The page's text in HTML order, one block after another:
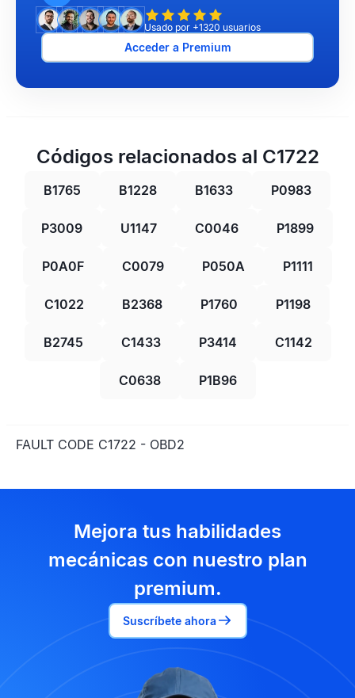
Usado por +1320 usuarios
Acceder a Premium
Códigos relacionados al C1722
B1765 B1228 B1633 P0983
P3009 U1147 C0046 P1899
P0A0F C0079 P050A P1111
C1022 B2368 P1760 P1198
B2745 C1433 P3414 C1142
C0638 P1B96
FAULT CODE C1722 - OBD2
Mejora tus habilidades
mecánicas con nuestro plan
premium.
Suscríbete ahora